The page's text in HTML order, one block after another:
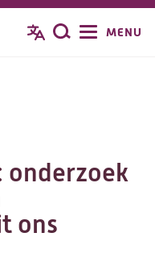
Zoeken
MENU
onderzoek
ons